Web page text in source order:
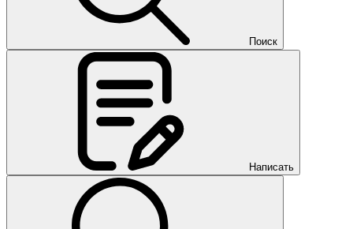
Поиск
Написать